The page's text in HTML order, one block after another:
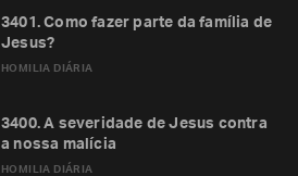
HOMILIA DIÁRIA
3401. Como fazer parte da família de
Jesus?
HOMILIA DIÁRIA
3400. A severidade de Jesus contra
a nossa malícia